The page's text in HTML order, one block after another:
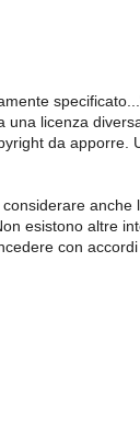
licenza
da apporre.
esistono altre
con